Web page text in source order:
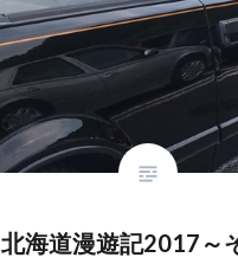
北海道漫遊記2017～